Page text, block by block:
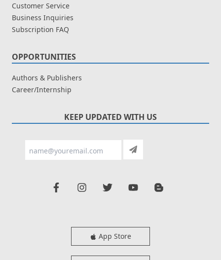
Customer Service
Business Inquiries
Subscription FAQ
OPPORTUNITIES
Authors & Publishers
Career/Internship
KEEP UPDATED WITH US
App Store